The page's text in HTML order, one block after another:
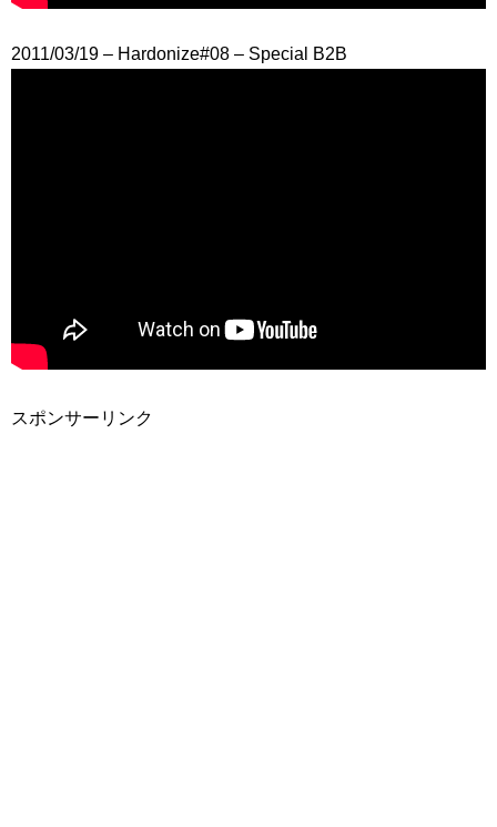
2011/03/19 – Hardonize#08 – Special B2B
スポンサーリンク